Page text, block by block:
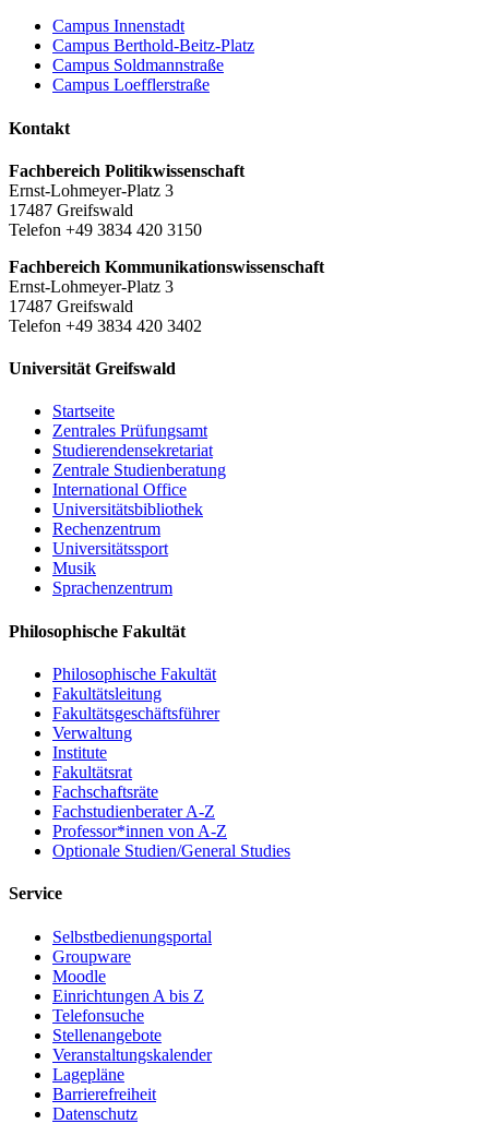
Campus Innenstadt
Campus Berthold-Beitz-Platz
Campus Soldmannstraße
Campus Loefflerstraße
Kontakt
Fachbereich Politikwissenschaft
Ernst-Lohmeyer-Platz 3
17487 Greifswald
Telefon +49 3834 420 3150
Fachbereich Kommunikationswissenschaft
Ernst-Lohmeyer-Platz 3
17487 Greifswald
Telefon +49 3834 420 3402
Universität Greifswald
Startseite
Zentrales Prüfungsamt
Studierendensekretariat
Zentrale Studienberatung
International Office
Universitätsbibliothek
Rechenzentrum
Universitätssport
Musik
Sprachenzentrum
Philosophische Fakultät
Philosophische Fakultät
Fakultätsleitung
Fakultätsgeschäftsführer
Verwaltung
Institute
Fakultätsrat
Fachschaftsräte
Fachstudienberater A-Z
Professor*innen von A-Z
Optionale Studien/General Studies
Service
Selbstbedienungsportal
Groupware
Moodle
Einrichtungen A bis Z
Telefonsuche
Stellenangebote
Veranstaltungskalender
Lagepläne
Barrierefreiheit
Datenschutz